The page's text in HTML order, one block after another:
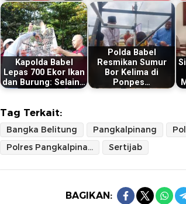
Kapolda Babel
Lepas 700 Ekor Ikan
dan Burung: Selain…
Polda Babel
Resmikan Sumur
Bor Kelima di
Ponpes…
Tag Terkait:
Bangka Belitung Pangkalpinang
Polres Pangkalpinang
Sertijab
BAGIKAN: